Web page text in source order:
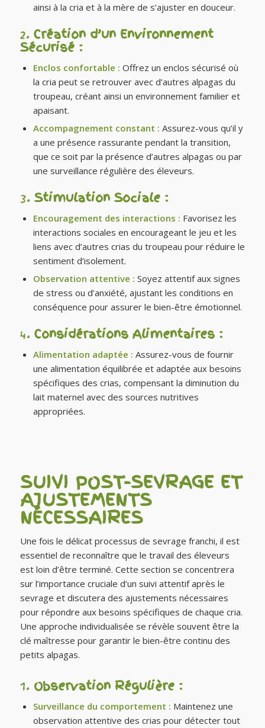
ainsi à la cria et à la mère de s’ajuster en douceur.
2. Création d’un Environnement
Sécurisé :
Enclos confortable : Offrez un enclos sécurisé où
la cria peut se retrouver avec d’autres alpagas du
troupeau, créant ainsi un environnement familier et
apaisant.
Accompagnement constant : Assurez-vous qu’il y
a une présence rassurante pendant la transition,
que ce soit par la présence d’autres alpagas ou par
une surveillance régulière des éleveurs.
3. Stimulation Sociale :
Encouragement des interactions : Favorisez les
interactions sociales en encourageant le jeu et les
liens avec d’autres crias du troupeau pour réduire le
sentiment d’isolement.
Observation attentive : Soyez attentif aux signes
de stress ou d’anxiété, ajustant les conditions en
conséquence pour assurer le bien-être émotionnel.
4. Considérations Alimentaires :
Alimentation adaptée : Assurez-vous de fournir
une alimentation équilibrée et adaptée aux besoins
spécifiques des crias, compensant la diminution du
lait maternel avec des sources nutritives
appropriées.
SUIVI POST-SEVRAGE ET
AJUSTEMENTS
NÉCESSAIRES
Une fois le délicat processus de sevrage franchi, il est
essentiel de reconnaître que le travail des éleveurs
est loin d’être terminé. Cette section se concentrera
sur l’importance cruciale d’un suivi attentif après le
sevrage et discutera des ajustements nécessaires
pour répondre aux besoins spécifiques de chaque cria.
Une approche individualisée se révèle souvent être la
clé maîtresse pour garantir le bien-être continu des
petits alpagas.
1. Observation Régulière :
Surveillance du comportement : Maintenez une
observation attentive des crias pour détecter tout